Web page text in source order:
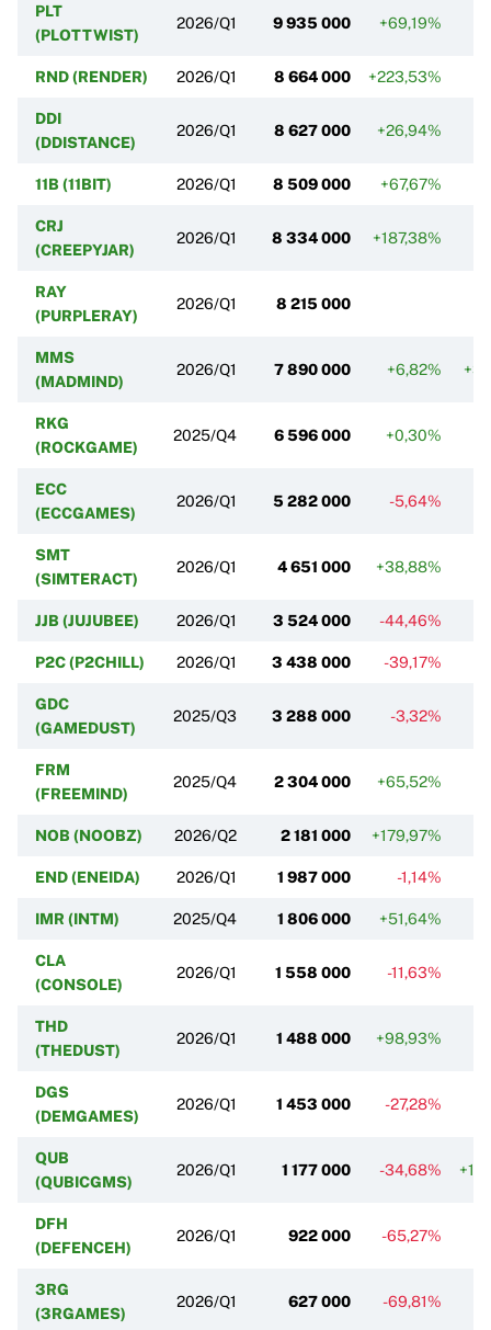
PLT
(PLOTTWIST)
2026/Q1 9 935 000 +69,19%
RND (RENDER) 2026/Q1 8 664 000 +223,53%
DDI
(DDISTANCE)
2026/Q1 8 627 000 +26,94%
11B (11BIT) 2026/Q1 8 509 000 +67,67%
CRJ
(CREEPYJAR)
2026/Q1 8 334 000 +187,38%
RAY
(PURPLERAY)
2026/Q1 8 215 000
MMS
(MADMIND)
2026/Q1 7 890 000 +6,82%
RKG
(ROCKGAME)
2025/Q4 6 596 000 +0,30%
ECC
(ECCGAMES)
2026/Q1 5 282 000 -5,64%
SMT
(SIMTERACT)
2026/Q1 4 651 000 +38,88%
JJB (JUJUBEE) 2026/Q1 3 524 000 -44,46%
P2C (P2CHILL) 2026/Q1 3 438 000 -39,17%
GDC
(GAMEDUST)
2025/Q3 3 288 000 -3,32%
FRM
(FREEMIND)
2025/Q4 2 304 000 +65,52%
NOB (NOOBZ) 2026/Q2 2 181 000 +179,97%
END (ENEIDA) 2026/Q1 1 987 000 -1,14%
IMR (INTM) 2025/Q4 1 806 000 +51,64%
CLA
(CONSOLE)
2026/Q1 1 558 000 -11,63%
THD
(THEDUST)
2026/Q1 1 488 000 +98,93%
DGS
(DEMGAMES)
2026/Q1 1 453 000 -27,28%
QUB
(QUBICGMS)
2026/Q1 1 177 000 -34,68% +1
DFH
(DEFENCEH)
2026/Q1 922 000 -65,27%
3RG
(3RGAMES)
2026/Q1 627 000 -69,81%